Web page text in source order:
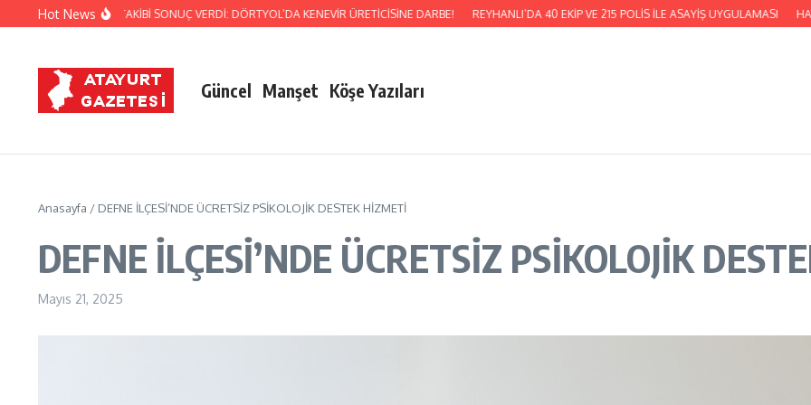
İçeriğe atlaHot News
TİTİZ TAKİBİ SONUÇ VERDİ: DÖRTYOL’DA KENEVİR ÜRETİCİSİNE DARBE! REYHANLI’DA 40 EKİP VE 215 POLİS İLE ASAYİŞ UYGULAMASI HATSU,
Güncel Manşet Köşe Yazıları
Anasayfa / DEFNE İLÇESİ’NDE ÜCRETSİZ PSİKOLOJİK DESTEK HİZMETİ
DEFNE İLÇESİ’NDE ÜCRETSİZ PSİKOLOJİK
Mayıs 21, 2025